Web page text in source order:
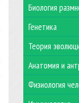
Биология
Генетика
Теория
Анатомия и
Физиология